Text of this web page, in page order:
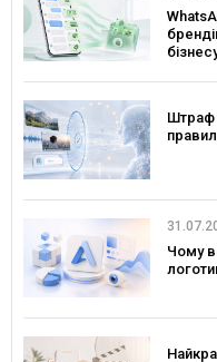
Штраф
Чому